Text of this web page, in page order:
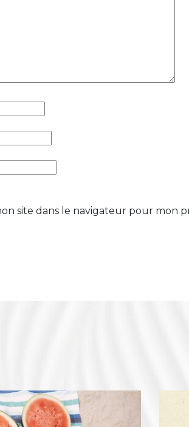
site dans le navigateur pour mon